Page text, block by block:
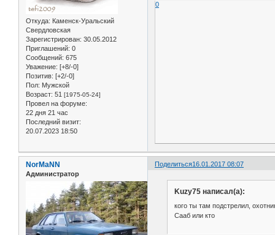
Откуда: Каменск-Уральский
Свердловская
Зарегистрирован: 30.05.2012
Приглашений: 0
Сообщений: 675
Уважение: [+8/-0]
Позитив: [+2/-0]
Пол: Мужской
Возраст: 51 [1975-05-24]
Провел на форуме:
22 дня 21 час
Последний визит:
20.07.2023 18:50
0
Поделиться16.01.2017 08:07
NorMaNN
Администратор
Kuzy75 написал(а):
кого ты там подстрелил,
Сааб или кто